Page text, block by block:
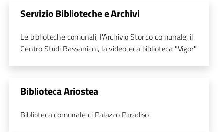
Servizio Biblioteche e Archivi
Le biblioteche comunali, l'Archivio Storico comunale, il
Centro Studi Bassaniani, la videoteca biblioteca "Vigor"
Biblioteca Ariostea
Biblioteca comunale di Palazzo Paradiso